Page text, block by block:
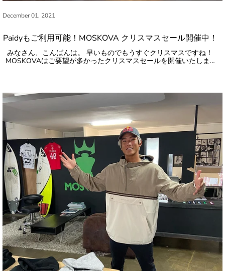
December 01, 2021
Paidyもご利用可能！MOSKOVA クリスマスセール開催中！
みなさん、こんばんは。 早いものでもうすぐクリスマスですね！
MOSKOVAはご要望が多かったクリスマスセールを開催いたしま…